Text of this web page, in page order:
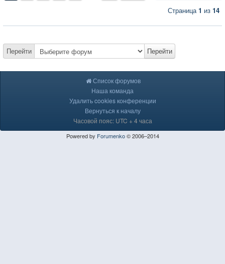
Страница1 из 14
Перейти Перейти
Список форумов
Наша команда
Удалить cookies конференции
Вернуться к началу
Часовой пояс: UTC + 4 часа
Powered by Forumenko© 2006–2014